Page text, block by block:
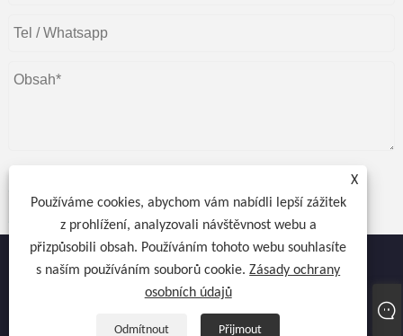
Předložit
X
Používáme cookies, abychom vám nabídli lepší zážitek
z prohlížení, analyzovali návštěvnost webu a
přizpůsobili obsah. Používáním tohoto webu souhlasíte
s naším používáním souborů cookie.Zásady ochrany
osobních údajů
Odmítnout Přijmout
Copyright © 2022 Atocnail Industry Co., omezená - Vysoušeč nehtů,
Vysoušeč gelu, Lampa na nehty - Všechna práva vyhrazena.